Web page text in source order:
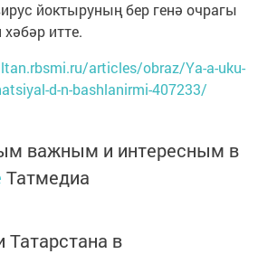
йоктыруның бер генә очрагы
итте.
articles/obraz/Ya-a-uku-
d-n-bashlanirmi-407233/
важным и интересным в
Татмедиа
Татарстана в